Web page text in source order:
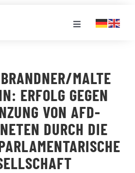
Toggle
MALTE
ERFOLG GEGEN
VON AFD-
DURCH DIE